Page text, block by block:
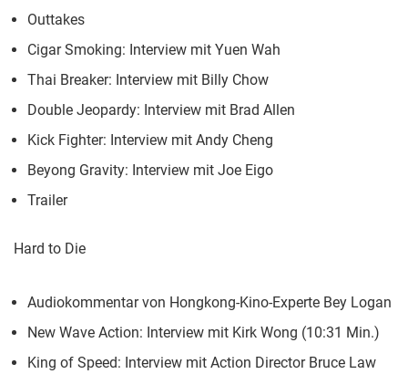
Outtakes
Cigar Smoking: Interview mit Yuen Wah
Thai Breaker: Interview mit Billy Chow
Double Jeopardy: Interview mit Brad Allen
Kick Fighter: Interview mit Andy Cheng
Beyong Gravity: Interview mit Joe Eigo
Trailer
Hard to Die
Audiokommentar von Hongkong-Kino-Experte Bey Logan
New Wave Action: Interview mit Kirk Wong (10:31 Min.)
King of Speed: Interview mit Action Director Bruce Law